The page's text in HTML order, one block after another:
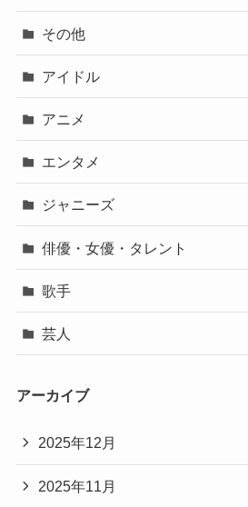
その他
アイドル
アニメ
エンタメ
ジャニーズ
俳優・女優・タレント
歌手
芸人
アーカイブ
2025年12月
2025年11月